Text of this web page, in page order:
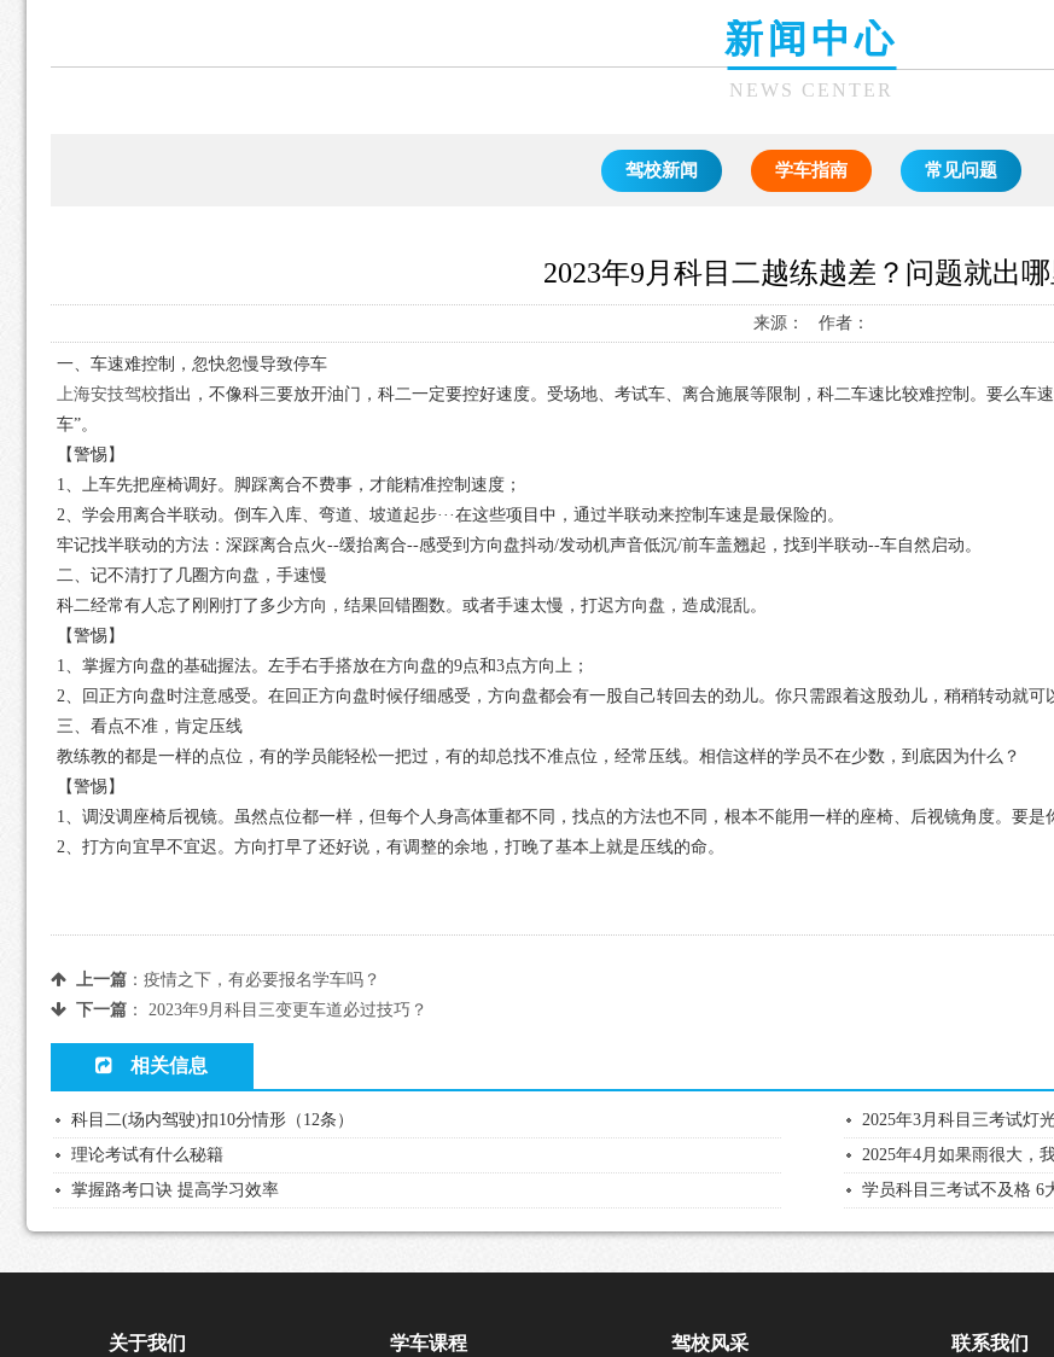
新闻中心
NEWS CENTER
驾校新闻 学车指南 常见问题
2023年9月科目二越练越差？问题就出哪
来源： 作者：
一、车速难控制，忽快忽慢导致停车
上海安技驾校指出，不像科三要放开油门，科二一定要控好速度。受场地、考试车、离合施展等限制，科二车速比较难控制。要么车
车”。
【警惕】
1、上车先把座椅调好。脚踩离合不费事，才能精准控制速度；
2、学会用离合半联动。倒车入库、弯道、坡道起步···在这些项目中，通过半联动来控制车速是最保险的。
牢记找半联动的方法：深踩离合点火--缓抬离合--感受到方向盘抖动/发动机声音低沉/前车盖翘起，找到半联动--车自然启动。
二、记不清打了几圈方向盘，手速慢
科二经常有人忘了刚刚打了多少方向，结果回错圈数。或者手速太慢，打迟方向盘，造成混乱。
【警惕】
1、掌握方向盘的基础握法。左手右手搭放在方向盘的9点和3点方向上；
2、回正方向盘时注意感受。在回正方向盘时候仔细感受，方向盘都会有一股自己转回去的劲儿。你只需跟着这股劲儿，稍稍转动就可
三、看点不准，肯定压线
教练教的都是一样的点位，有的学员能轻松一把过，有的却总找不准点位，经常压线。相信这样的学员不在少数，到底因为什么？
【警惕】
1、调没调座椅后视镜。虽然点位都一样，但每个人身高体重都不同，找点的方法也不同，根本不能用一样的座椅、后视镜角度。要是
2、打方向宜早不宜迟。方向打早了还好说，有调整的余地，打晚了基本上就是压线的命。
上一篇： 疫情之下，有必要报名学车吗？
下一篇： 2023年9月科目三变更车道必过技巧？
相关信息
科目二(场内驾驶)扣10分情形（12条）
2025年3月科目三考试灯
理论考试有什么秘籍
2025年4月如果雨很大，
掌握路考口诀 提高学习效率
学员科目三考试不及格 6
关于我们 学车课程 驾校风采 联系我们